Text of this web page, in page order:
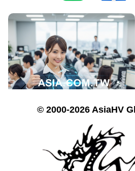
© 2000-2026 AsiaHV